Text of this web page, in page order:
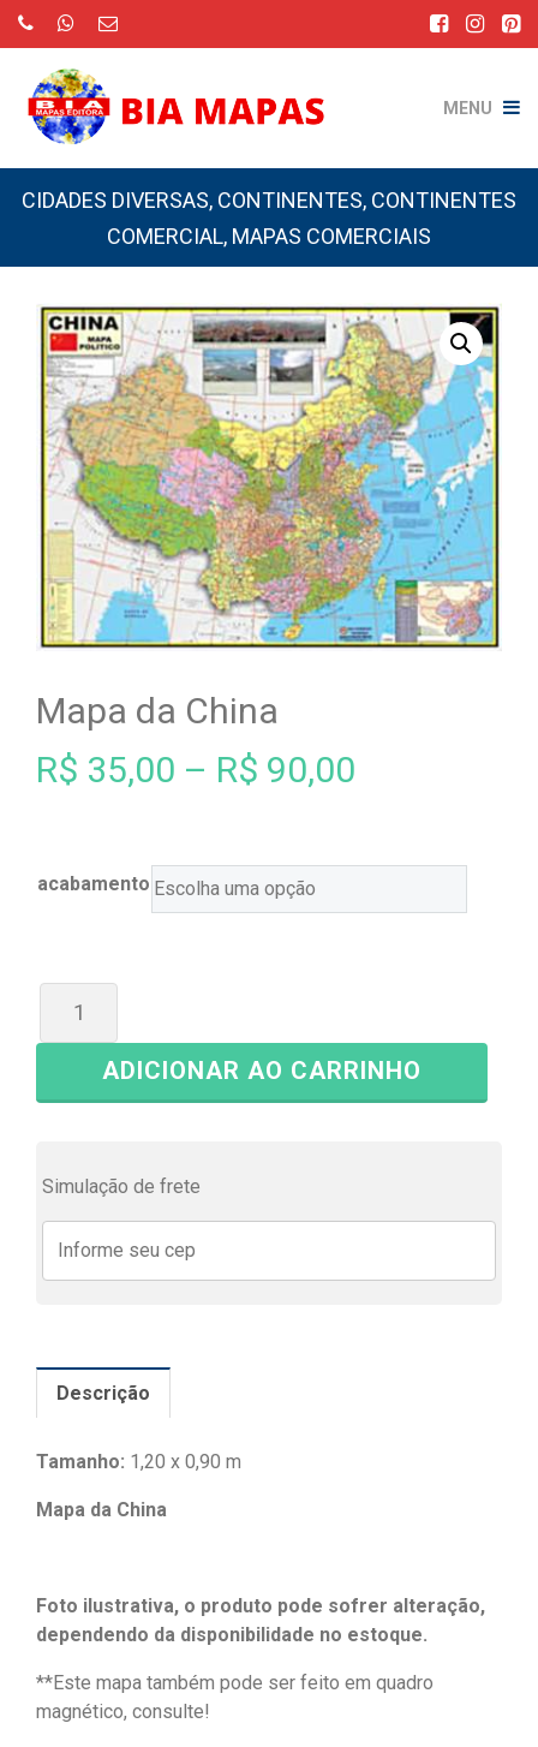
MENU
CIDADES DIVERSAS, CONTINENTES, CONTINENTES
COMERCIAL, MAPAS COMERCIAIS
Mapa da China
R$ 35,00 – R$ 90,00
acabamento
ADICIONAR AO CARRINHO
Simulação de frete
Descrição
Tamanho: 1,20 x 0,90 m
Mapa da China
Foto ilustrativa, o produto pode sofrer alteração,
dependendo da disponibilidade no estoque.
**Este mapa também pode ser feito em quadro
magnético, consulte!